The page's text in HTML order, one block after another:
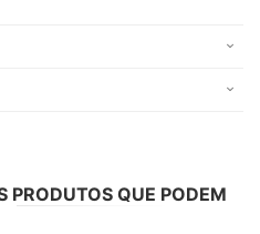
PRODUTOS QUE PODEM